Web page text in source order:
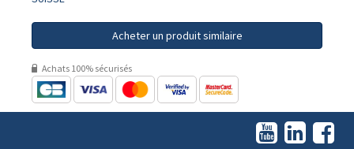
Acheter un produit similaire
Achats 100% sécurisés